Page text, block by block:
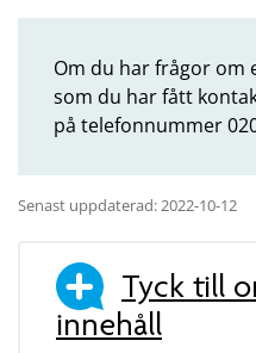
Om du har frågor om
som du har fått
på telefonnummer
Senast uppdaterad: 2022-10-12
Tyck till
innehåll